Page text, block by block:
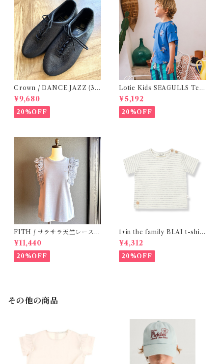
Crown / DANCE JAZZ (3:2
2cm / 6:24-24,5 ) Black
¥9,680
20%OFF
Lotie Kids SEAGULLS Tee
(12m- 8Y)
¥5,192
20%OFF
FITH / サラサラ天竺レースT
シャツ (BL) / 145・155
¥11,440
20%OFF
1+in the family BLAI t-shirt
(Grey)
¥4,312
20%OFF
その他の商品